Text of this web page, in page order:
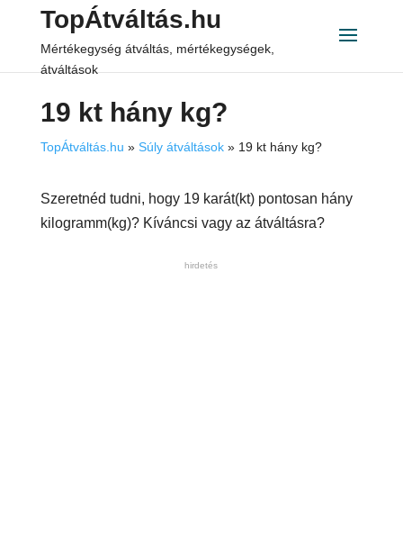
TopÁtváltás.hu
Mértékegység átváltás, mértékegységek,
átváltások
19 kt hány kg?
TopÁtváltás.hu » Súly átváltások» 19 kt hány kg?
Szeretnéd tudni, hogy 19 karát(kt) pontosan hány
kilogramm(kg)? Kíváncsi vagy az átváltásra?
hirdetés